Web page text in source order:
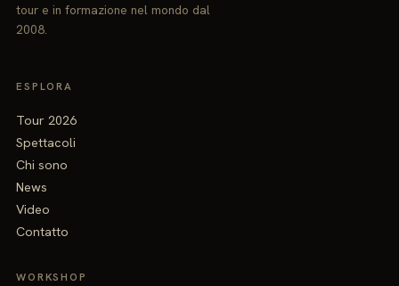
tour e in formazione nel mondo dal
2008.
ESPLORA
Tour 2026
Spettacoli
Chi sono
News
Video
Contatto
WORKSHOP